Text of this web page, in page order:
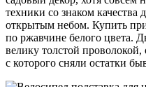
техники со знаком качества
открытым небом. Купить
по ржавчине белого цвета.
велику толстой
с которого сняли остатки